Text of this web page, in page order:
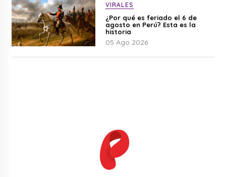
VIRALES
¿Por qué es feriado el 6 de
agosto en Perú? Esta es la
historia
05 Ago 2026